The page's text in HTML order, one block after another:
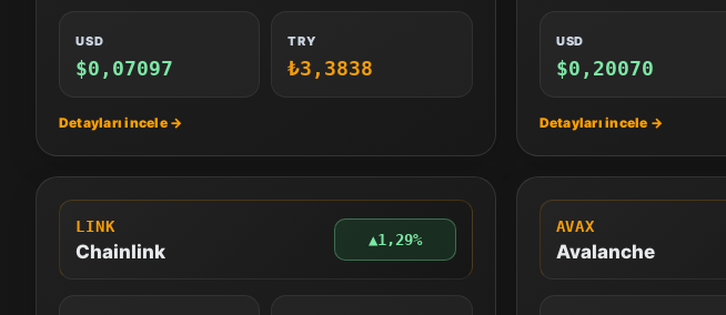
USD
$0,07097
TRY
₺3,3838
USD
$0,20070
LINK
Chainlink
▲1,29%
AVAX
Avalanche